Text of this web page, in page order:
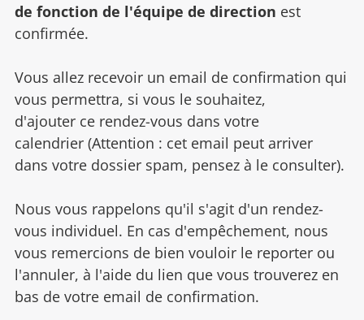
de fonction de l'équipe de direction est
confirmée.
Vous allez recevoir un email de confirmation qui
vous permettra, si vous le souhaitez,
d'ajouter ce rendez-vous dans votre
calendrier (Attention : cet email peut arriver
dans votre dossier spam, pensez à le consulter).
Nous vous rappelons qu'il s'agit d'un rendez-
vous individuel. En cas d'empêchement, nous
vous remercions de bien vouloir le reporter ou
l'annuler, à l'aide du lien que vous trouverez en
bas de votre email de confirmation.